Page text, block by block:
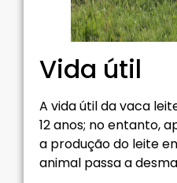
Vida útil
A vida útil da vaca
12 anos; no entanto,
a produção do leite
animal passa a